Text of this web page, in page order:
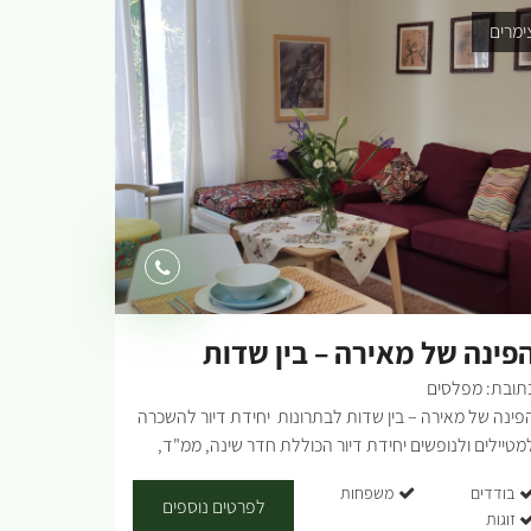
של מאירה – בין שדות
מפלסים
של מאירה – בין שדות לבתרונות יחידת דיור להשכרה
ולנופשים יחידת דיור הכוללת חדר שינה, ממ"ד,
נמצאת בצומת בין בתרונות רוחמה לבין שוקדה ושדות
בודדים
משפחות
זוגות
לפרטים נוספים